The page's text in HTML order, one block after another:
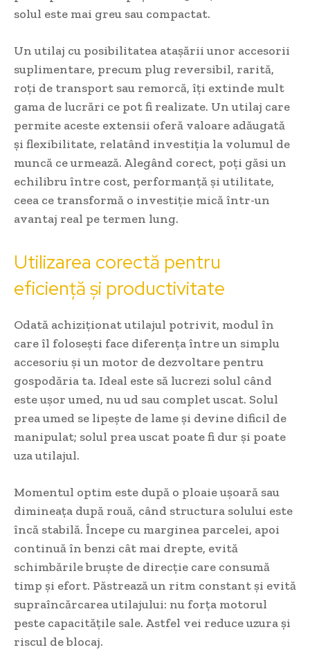
solul este mai greu sau compactat.
Un utilaj cu posibilitatea atașării unor accesorii
suplimentare, precum plug reversibil, rarită,
roți de transport sau remorcă, îți extinde mult
gama de lucrări ce pot fi realizate. Un utilaj care
permite aceste extensii oferă valoare adăugată
și flexibilitate, relatând investiția la volumul de
muncă ce urmează. Alegând corect, poți găsi un
echilibru între cost, performanță și utilitate,
ceea ce transformă o investiție mică într-un
avantaj real pe termen lung.
Utilizarea corectă pentru
eficiență și productivitate
Odată achiziționat utilajul potrivit, modul în
care îl folosești face diferența între un simplu
accesoriu și un motor de dezvoltare pentru
gospodăria ta. Ideal este să lucrezi solul când
este ușor umed, nu ud sau complet uscat. Solul
prea umed se lipește de lame și devine dificil de
manipulat; solul prea uscat poate fi dur și poate
uza utilajul.
Momentul optim este după o ploaie ușoară sau
dimineața după rouă, când structura solului este
încă stabilă. Începe cu marginea parcelei, apoi
continuă în benzi cât mai drepte, evită
schimbările bruște de direcție care consumă
timp și efort. Păstrează un ritm constant și evită
supraîncărcarea utilajului: nu forța motorul
peste capacitățile sale. Astfel vei reduce uzura și
riscul de blocaj.